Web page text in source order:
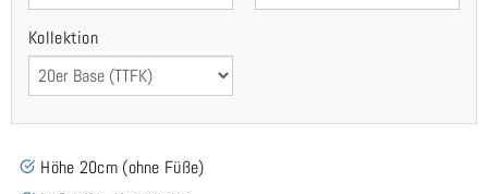
Kollektion
Höhe 20cm (ohne Füße)